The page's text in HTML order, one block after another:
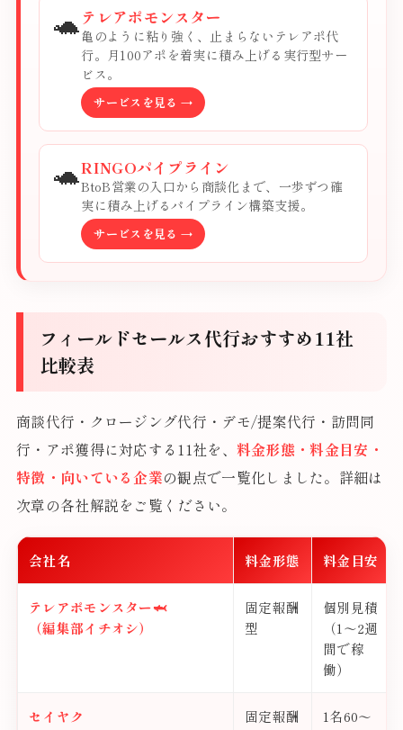
🐢 テレアポモンスター
亀のように粘り強く、止まらないテレアポ代
行。月100アポを着実に積み上げる実行型サー
ビス。
サービスを見る →
🐢RINGOパイプライン
BtoB営業の入口から商談化まで、一歩ずつ確
実に積み上げるパイプライン構築支援。
サービスを見る →
フィールドセールス代行おすすめ11社
比較表
商談代行・クロージング代行・デモ/提案代行・訪問同
行・アポ獲得に対応する11社を、 料金形態・料金目安・
特徴・向いている企業の観点で一覧化しました。詳細は
次章の各社解説をご覧ください。
会社名 料金形態 料金目安
テレアポモンスター🦈
（編集部イチオシ）
固定報酬
型
個別見積
（1〜2週
間で稼
働）
セイヤク
固定報酬
1名60〜